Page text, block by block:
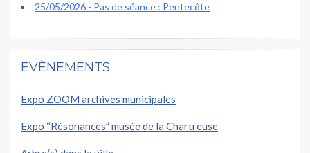
25/05/2026 - Pas de séance : Pentecôte
EVÈNEMENTS
Expo ZOOM archives municipales
Expo “Résonances” musée de la Chartreuse